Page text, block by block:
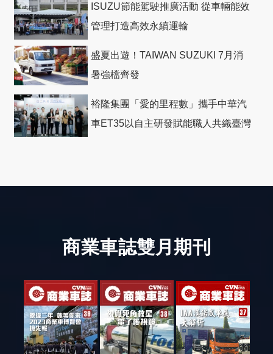
ISUZU節能駕駛推廣活動 從車輛能效
管理打造高效永續運輸
盛夏出遊！TAIWAN SUZUKI 7月消
暑強檔齊發
裕隆集團「愛的里程數」攜手中華汽
車ET35以自主研發賦能職人共織臺灣
商業車誌雙月期刊